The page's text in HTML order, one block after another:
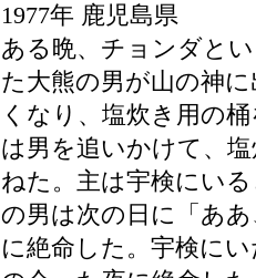
1977年 鹿児島県
ある晩、チョンダと
た大熊の男が山の神
くなり、塩炊き用の
は男を追いかけて、
ねた。主は宇検にい
の男は次の日に「あ
に絶命した。宇検に